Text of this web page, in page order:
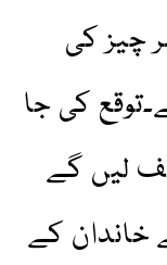
چیز کی
کی جا
لیں گے
خاندان کے